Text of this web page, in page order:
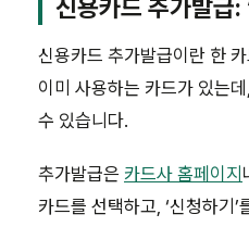
신용카드 추가발급:
신용카드 추가발급이란 한
이미 사용하는 카드가 있는
수 있습니다.
추가발급은 카드사 홈페이지
카드를 선택하고, ‘신청하기